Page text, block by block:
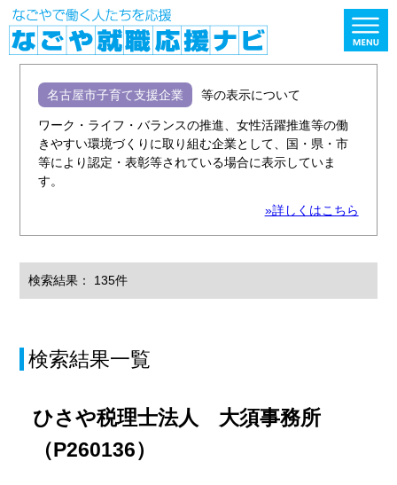
名古屋市子育て支援企業 等の表示について
ワーク・ライフ・バランスの推進、女性活躍推進等の働
きやすい環境づくりに取り組む企業として、国・県・市
等により認定・表彰等されている場合に表示していま
す。
»詳しくはこちら
検索結果： 135件
検索結果一覧
ひさや税理士法人 大須事務所
（P260136）